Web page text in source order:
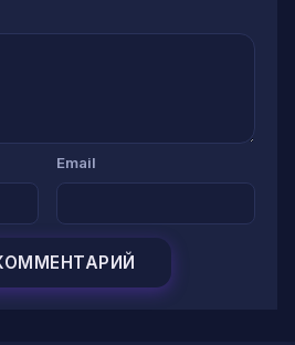
Email